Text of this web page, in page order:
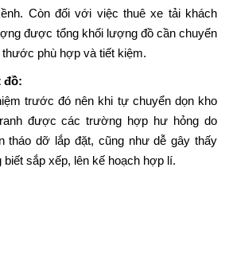
Còn đối với việc thuê xe tải khách
được tổng khối lượng đồ cần chuyển
phù hợp và tiết kiệm.
đồ:
trước đó nên khi tự chuyển dọn kho
được các trường hợp hư hỏng do
tháo dỡ lắp đặt, cũng như dễ gây thấy
biết sắp xếp, lên kế hoạch hợp lí.